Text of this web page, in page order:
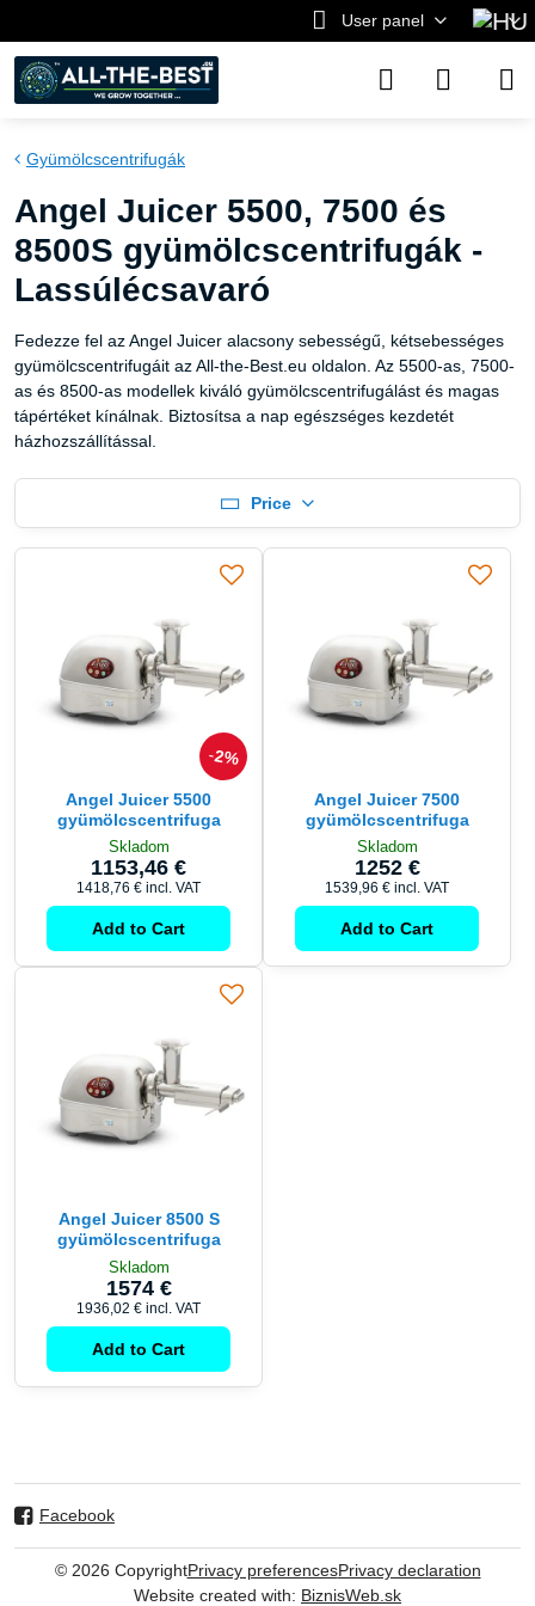
User panel
Gyümölcscentrifugák
Angel Juicer 5500, 7500 és
8500S gyümölcscentrifugák -
Lassúlécsavaró
Fedezze fel az Angel Juicer alacsony sebességű, kétsebességes
gyümölcscentrifugáit az All-the-Best.eu oldalon. Az 5500-as, 7500-
as és 8500-as modellek kiváló gyümölcscentrifugálást és magas
tápértéket kínálnak. Biztosítsa a nap egészséges kezdetét
házhozszállítással.
Price
2%
Angel Juicer 5500
gyümölcscentrifuga
Skladom
1153,46 €
1418,76 € incl. VAT
Add to Cart
Angel Juicer 7500
gyümölcscentrifuga
Skladom
1252 €
1539,96 € incl. VAT
Add to Cart
Angel Juicer 8500 S
gyümölcscentrifuga
Skladom
1574 €
1936,02 € incl. VAT
Add to Cart
Facebook
© 2026 CopyrightPrivacy preferencesPrivacy declaration
Website created with: BiznisWeb.sk